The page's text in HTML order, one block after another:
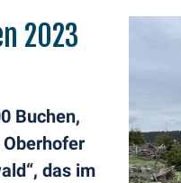
2023
Buchen,
das im